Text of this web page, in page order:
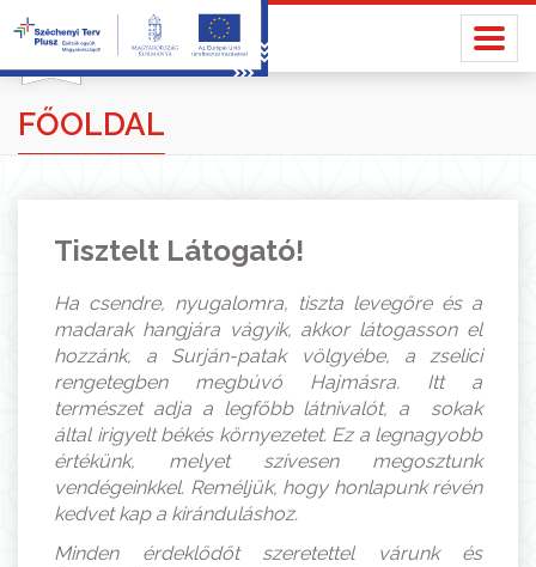
FŐOLDAL
Tisztelt Látogató!
Ha csendre, nyugalomra, tiszta levegőre és a
madarak hangjára vágyik, akkor látogasson el
hozzánk, a Surján-patak völgyébe, a zselici
rengetegben megbúvó Hajmásra. Itt a
természet adja a legfőbb látnivalót, a sokak
által irigyelt békés környezetet. Ez a legnagyobb
értékünk, melyet szívesen megosztunk
vendégeinkkel. Reméljük, hogy honlapunk révén
kedvet kap a kiránduláshoz.
Minden érdeklődőt szeretettel várunk és